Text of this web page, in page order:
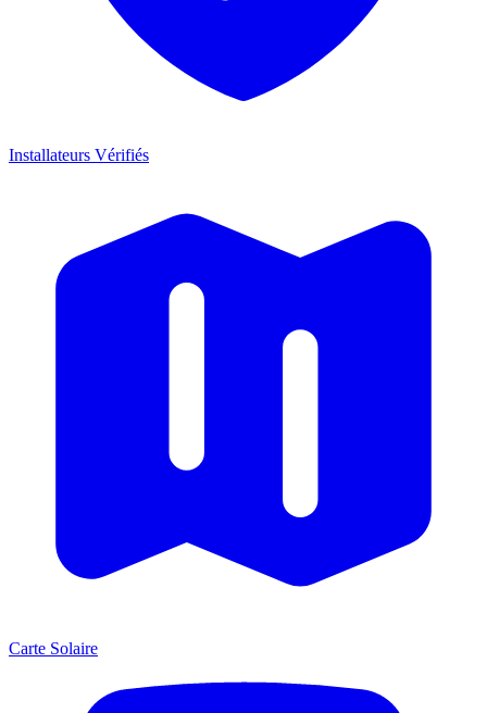
Installateurs Vérifiés
Carte Solaire